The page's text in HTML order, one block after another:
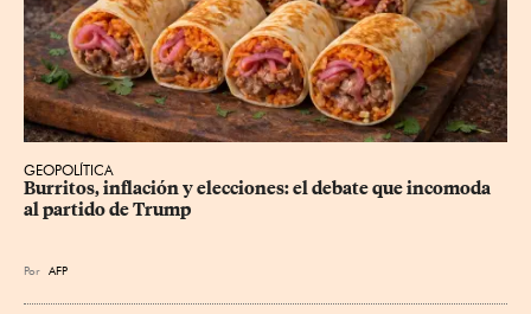
GEOPOLÍTICA
Burritos, inflación y elecciones: el debate que incomoda
al partido de Trump
Por AFP